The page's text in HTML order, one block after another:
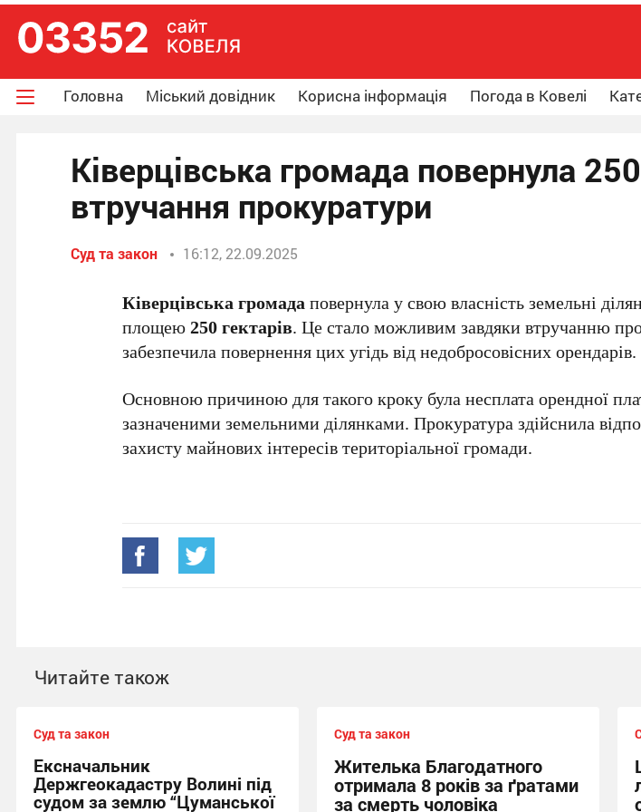
Головна Міський довідник Корисна інформація Погода в Ковелі
Ківерцівська громада повернула
втручання прокуратури
Суд та закон 16:12, 22.09.2025
Ківерцівська громадаповернула у свою власність земельні
площею250 гектарів. Це стало можливим завдяки втручанню
забезпечила повернення цих угідь від недобросовісних орендарів.
Основною причиною для такого кроку була несплата орендної
зазначеними земельними ділянками. Прокуратура здійснила
захисту майнових інтересів територіальної громади.
Читайте також
Суд та закон
Ексначальник
Держгеокадастру Волині під
судом за землю “Цуманської
Суд та закон
Жителька Благодатного
отримала 8 років за ґратами
за смерть чоловіка